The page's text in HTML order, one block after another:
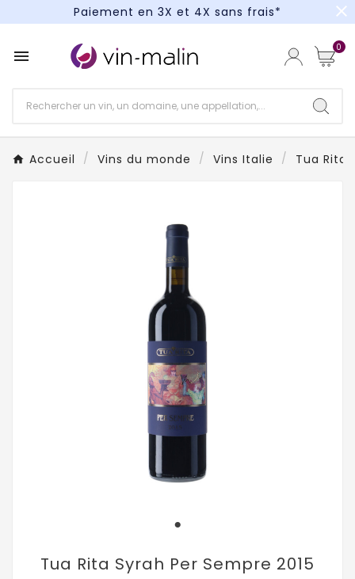
Paiement en 3X et 4X sans frais*
Paiement en 3X et 4X sans frais*
close
 0
Accueil Vins du monde Vins Italie Tua Rita
Tua Rita Syrah Per Sempre 2015